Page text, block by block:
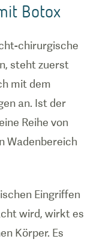
Botox
chirurgische
steht zuerst
mit dem
an. Ist der
Reihe von
Wadenbereich
Eingriffen
wird, wirkt es
Körper. Es